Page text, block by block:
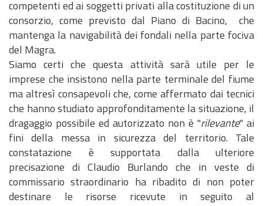
competenti ed ai soggetti privati alla costituzione di un
consorzio, come previsto dal Piano di Bacino, che
mantenga la navigabilità dei fondali nella parte fociva
del Magra.
Siamo certi che questa attività sarà utile per le
imprese che insistono nella parte terminale del fiume
ma altresì consapevoli che, come affermato dai tecnici
che hanno studiato approfonditamente la situazione, il
dragaggio possibile ed autorizzato non è "rilevante" ai
fini della messa in sicurezza del territorio. Tale
constatazione è supportata dalla ulteriore
precisazione di Claudio Burlando che in veste di
commissario straordinario ha ribadito di non poter
destinare le risorse ricevute in seguito al